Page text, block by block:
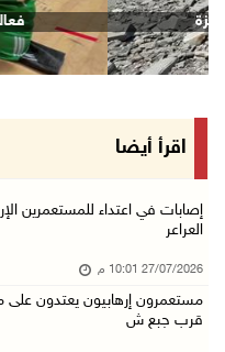
قصف إسرائيلي
اقرأ أيضا
إصابات في اعتداء للمستعمرين
العراعر
27/07/2026 10:01 م
مستعمرون إرهابيون يعتدون على
قرب جبع ش